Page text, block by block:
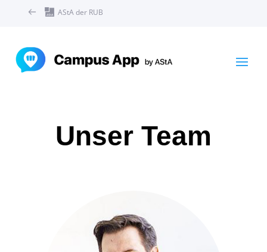
AStA der RUB
Unser Team